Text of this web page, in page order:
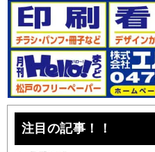
注目の記事！！